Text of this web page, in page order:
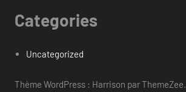
Categories
Uncategorized
Thème WordPress : Harrison par ThemeZee.